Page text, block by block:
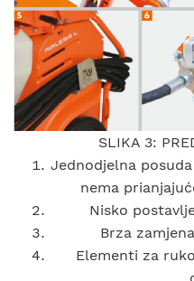
SLIKA 3:
Jednodjelna
nema
Nisko
Brza
Elementi za